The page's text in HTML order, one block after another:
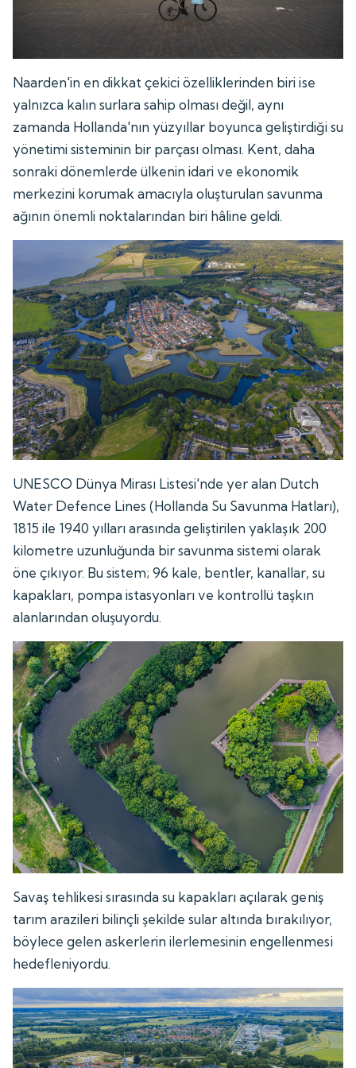
Naarden'in en dikkat çekici özelliklerinden biri ise
yalnızca kalın surlara sahip olması değil, aynı
zamanda Hollanda'nın yüzyıllar boyunca geliştirdiği su
yönetimi sisteminin bir parçası olması. Kent, daha
sonraki dönemlerde ülkenin idari ve ekonomik
merkezini korumak amacıyla oluşturulan savunma
ağının önemli noktalarından biri hâline geldi.
UNESCO Dünya Mirası Listesi'nde yer alan Dutch
Water Defence Lines (Hollanda Su Savunma Hatları),
1815 ile 1940 yılları arasında geliştirilen yaklaşık 200
kilometre uzunluğunda bir savunma sistemi olarak
öne çıkıyor. Bu sistem; 96 kale, bentler, kanallar, su
kapakları, pompa istasyonları ve kontrollü taşkın
alanlarından oluşuyordu.
Savaş tehlikesi sırasında su kapakları açılarak geniş
tarım arazileri bilinçli şekilde sular altında bırakılıyor,
böylece gelen askerlerin ilerlemesinin engellenmesi
hedefleniyordu.